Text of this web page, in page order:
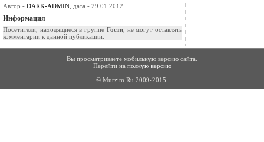
Автор - DARK-ADMIN , дата - 29.01.2012
Информация
Посетители, находящиеся в группе Гости, не могут оставлять
комментарии к данной публикации.
Вы просматриваете мобильную версию сайта.
Перейти на полную версию
© Murzim.Ru 2009-2015.